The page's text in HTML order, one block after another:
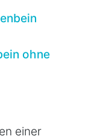
ohne
einer